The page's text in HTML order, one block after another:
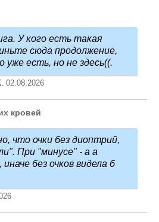
У кого есть такая
сюда продолжение,
уже есть, но не здесь((.
02.08.2026
кровей
что очки без диоптрий,
При "минусе" - а а
без очков видела б